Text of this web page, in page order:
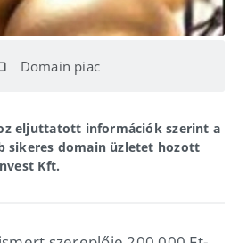
Domain piac
eljuttatott információk szerint a
sikeres domain üzletet hozott
Kft.